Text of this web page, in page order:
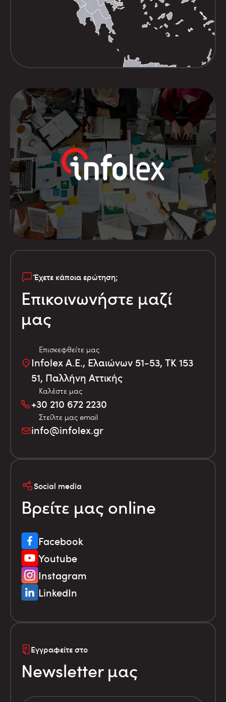
Έχετε κάποια ερώτηση;
Επικοινωνήστε μαζί
μας
Επισκεφθείτε μας
Infolex Α.Ε., Ελαιώνων 51-53, TK 153
51, Παλλήνη Αττικής
Καλέστε μας
+30 210 672 2230
Στείλτε μας email
info@infolex.gr
Social media
Βρείτε μας online
Facebook
Youtube
Instagram
LinkedIn
Εγγραφείτε στο
Newsletter μας